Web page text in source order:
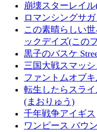
崩壊スターレイ
ロマンシングサ
この素晴らしい
ックデイズ(この
黒子のバスケ
三国大戦スマッシ
ファントムオブ
転生したらスラ
(まおりゅう)
千年戦争アイギス
ワンピース バウ